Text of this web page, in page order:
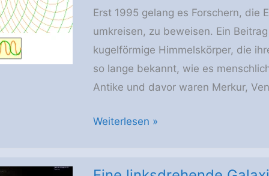
Universums
Erst 1995 gelang es Forschern, die
umkreisen, zu beweisen. Ein
kugelförmige Himmelskörper, die
so lange bekannt, wie es
Antike und davor waren Merkur,
Entdeckung
Weiterlesen »